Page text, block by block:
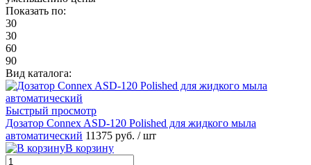
Показать по:
30
30
60
90
Вид каталога:
Быстрый просмотр
Дозатор Connex ASD-120 Polished для жидкого мыла
автоматический 11375 руб. / шт
В корзину